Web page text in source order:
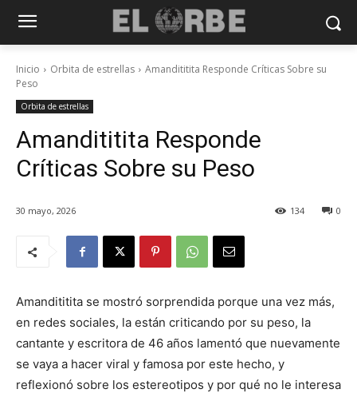
Inicio Orbita de estrellas
Amandititita Responde Críticas Sobre su
Peso
Orbita de estrellas
Amandititita Responde
Críticas Sobre su Peso
30 mayo, 2026 0
134
Amandititita se mostró sorprendida porque una vez más,
en redes sociales, la están criticando por su peso, la
cantante y escritora de 46 años lamentó que nuevamente
se vaya a hacer viral y famosa por este hecho, y
reflexionó sobre los estereotipos y por qué no le interesa